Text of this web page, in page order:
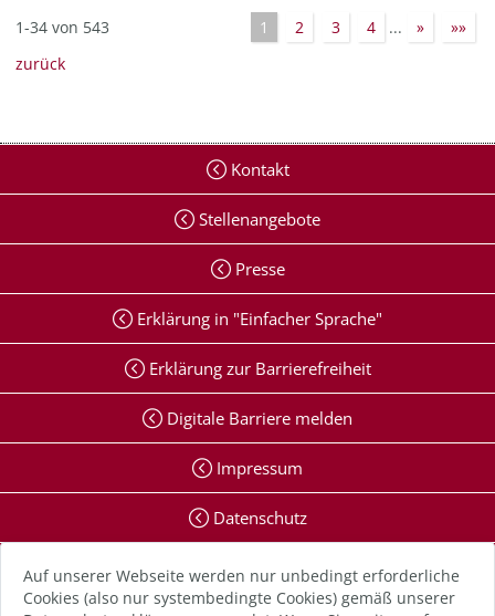
Auf unserer Webseite werden nur unbedingt erforderliche
Cookies (also nur systembedingte Cookies) gemäß unserer
1-34 von 543 1 2 3 4 ... »
»»
zurück
Kontakt
Stellenangebote
Presse
Erklärung in "Einfacher Sprache"
Erklärung zur Barrierefreiheit
Digitale Barriere melden
Impressum
Datenschutz
Anmelden